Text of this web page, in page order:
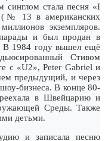
стала песня «I
(№ 13 в американских
экземпляров.
и был продан в
В 1984 году вышел ещё
Стивом
с «U2», Peter Gabriel и
предыдущий, и через
бизнеса. В конце 80-
в Швейцарию и
Среды. Также
детьми.
и записала песню